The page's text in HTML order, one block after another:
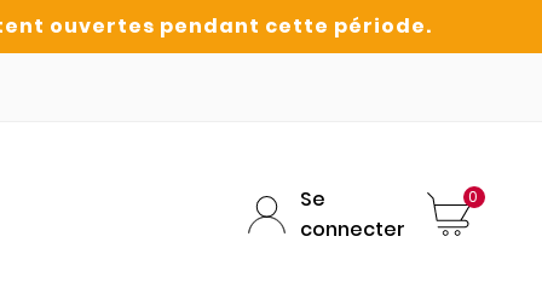
Se
connecter
0